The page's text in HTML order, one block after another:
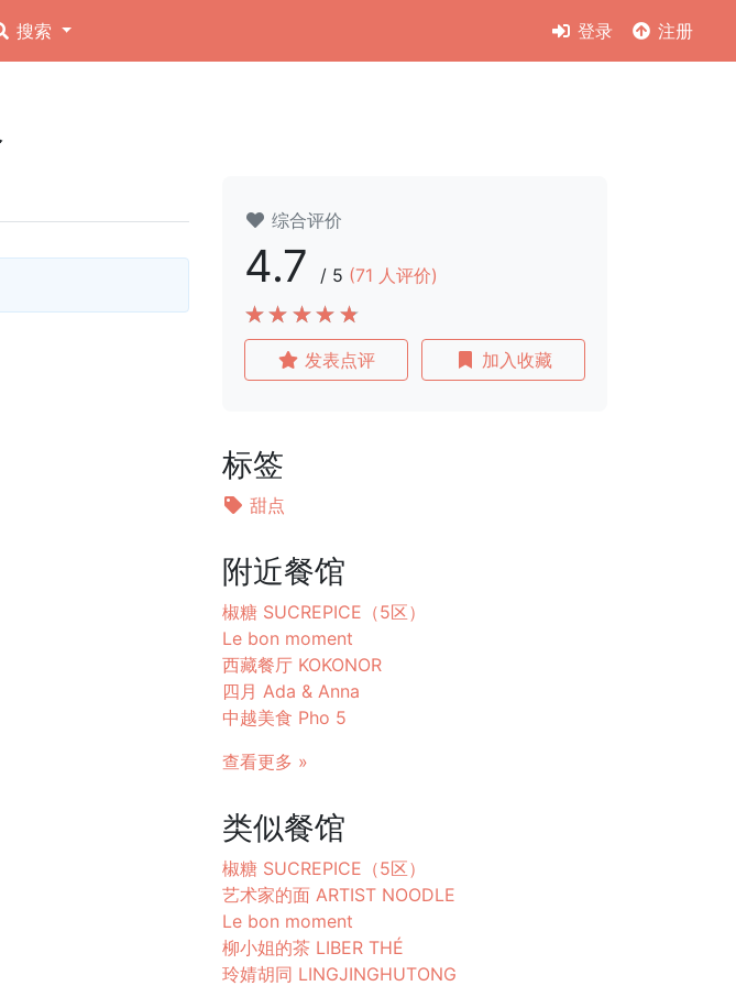
搜索 登录 注册
综合评价
4.7 / 5 (71 人评价)
发表点评 加入收藏
标签
甜点
附近餐馆
椒糖 SUCREPICE（5区）
Le bon moment
西藏餐厅 KOKONOR
四月 Ada & Anna
中越美食 Pho 5
查看更多 »
类似餐馆
椒糖 SUCREPICE（5区）
艺术家的面 ARTIST NOODLE
Le bon moment
柳小姐的茶 LIBER THÉ
玲婧胡同 LINGJINGHUTONG